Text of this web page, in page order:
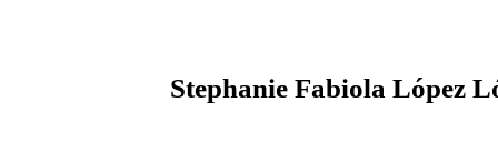
Stephanie Fabiola López